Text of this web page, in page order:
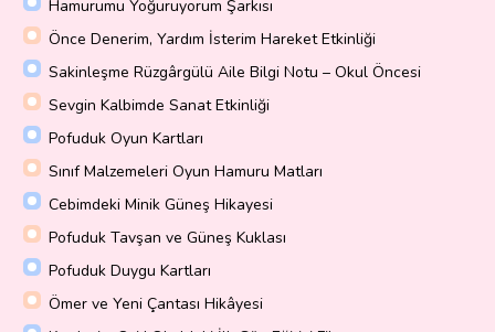
Hamurumu Yoğuruyorum Şarkısı
Önce Denerim, Yardım İsterim Hareket Etkinliği
Sakinleşme Rüzgârgülü Aile Bilgi Notu – Okul Öncesi
Sevgin Kalbimde Sanat Etkinliği
Pofuduk Oyun Kartları
Sınıf Malzemeleri Oyun Hamuru Matları
Cebimdeki Minik Güneş Hikayesi
Pofuduk Tavşan ve Güneş Kuklası
Pofuduk Duygu Kartları
Ömer ve Yeni Çantası Hikâyesi